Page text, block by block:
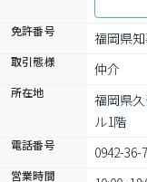
免許番号
福岡県
取引態様 仲介
所在地
福岡県
ル1階
電話番号 0942-36-
営業時間